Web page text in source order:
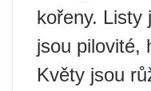
kořeny. Listy
jsou pilovité,
Květy jsou